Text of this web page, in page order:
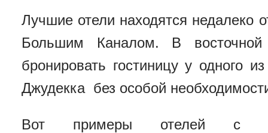
Лучшие отели находятся
Большим Каналом. В
бронировать гостиницу у одного
Джудекка без особой
Вот примеры отелей с